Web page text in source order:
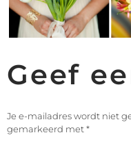
Geef
Je e-mailadres wordt niet
gemarkeerd met*